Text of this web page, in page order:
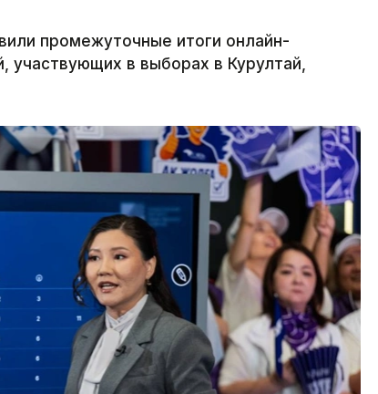
промежуточные итоги онлайн-
участвующих в выборах в Курултай,